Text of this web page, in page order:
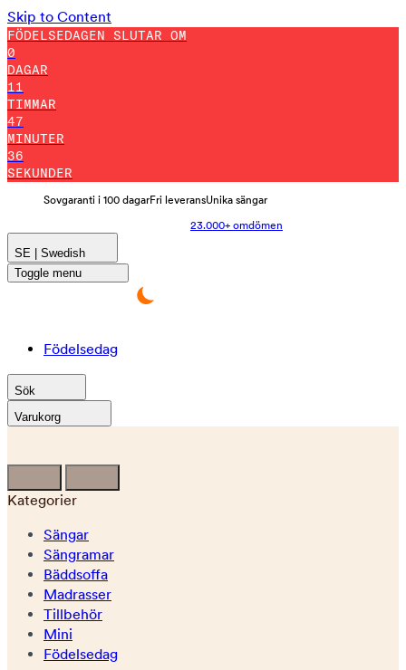
Skip to Content
FÖDELSEDAGEN SLUTAR OM
0
DAGAR
11
TIMMAR
47
MINUTER
27
SEKUNDER
Sovgaranti i 100 dagarFri leveransUnika sängar
23.000+ omdömen
SE | Swedish
Toggle menu
Födelsedag
Sök
Varukorg
Kategorier
Sängar
Sängramar
Bäddsoffa
Madrasser
Tillbehör
Mini
Födelsedag